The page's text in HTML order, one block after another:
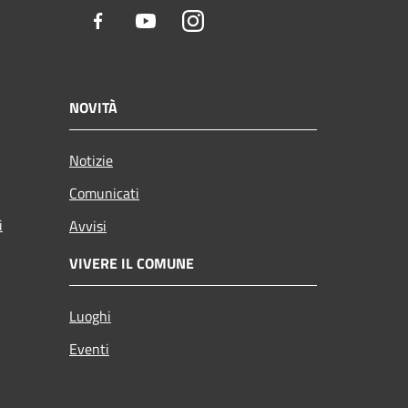
Facebook YoutubeInstagram
NOVITÀ
Notizie
Comunicati
Avvisi
VIVERE IL COMUNE
Luoghi
Eventi